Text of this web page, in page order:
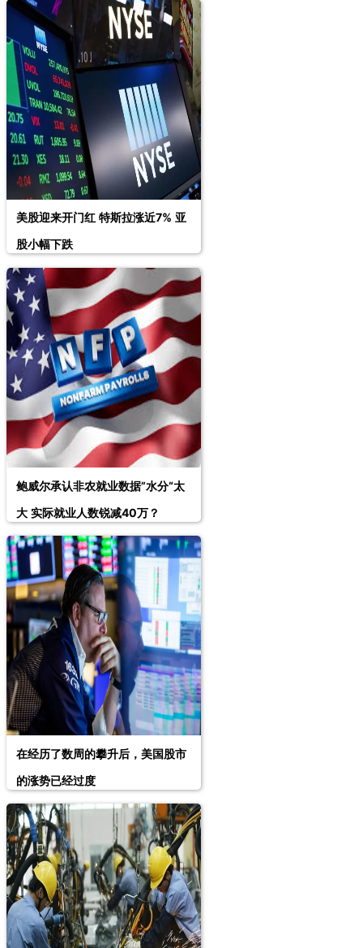
美股迎来开门红 特斯拉涨近7% 亚
股小幅下跌
鲍威尔承认非农就业数据”水分“太
大 实际就业人数锐减40万？
在经历了数周的攀升后，美国股市
的涨势已经过度